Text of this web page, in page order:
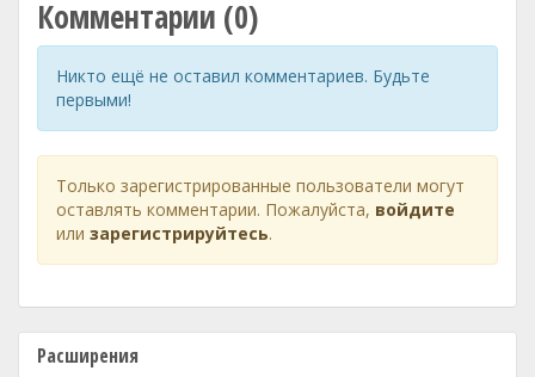
Комментарии (0)
Никто ещё не оставил комментариев. Будьте
первыми!
Только зарегистрированные пользователи могут
оставлять комментарии. Пожалуйста, войдите
или зарегистрируйтесь.
Расширения